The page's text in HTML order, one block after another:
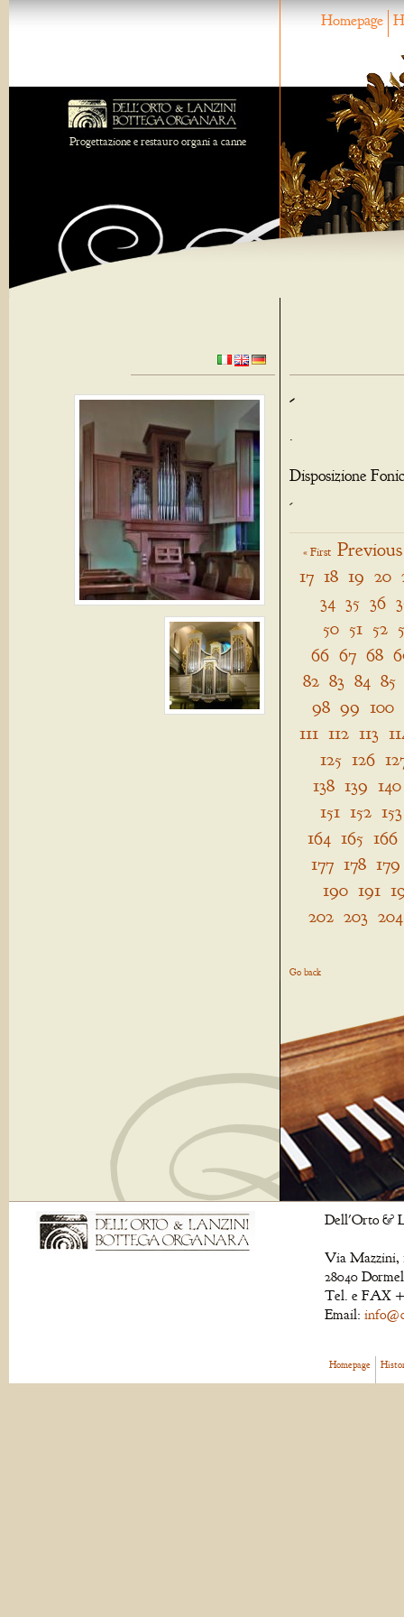
Homepage
Progettazione e restauro organi a canne
-
.
Disposizione
-
« First Previous
17 18 19 20
34 35 36
50 51 52
66 67 68
82 83 84 85
98 99 100
111 112 113
125 126
138 139 140
151 152 153
164 165 166
177 178 179
190 191
202 203 204
Go back
Dell'Orto &
Via Mazzini,
28040
Tel. e FAX
Email:
Homepage